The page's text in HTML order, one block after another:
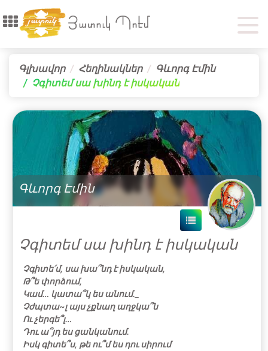
Գլխավոր Հեղինակներ
Գևորգ Էմին
Չգիտեմ սա խինդ է իսկական
Գևորգ Էմին
Չգիտեմ սա խինդ է իսկական
Չգիտե՛մ, սա խա՞նդ է իսկական,
Թ՞ե փորձում,
Կամ… կատա՞կ ես անում._
Չժպտա~լ այս չքնաղ աղջկա՞ն
Ու չերգե՞լ…
Դու ա՞յդ ես ցանկանում.
Իսկ գիտե՞ս, թե ու՞մ ես դու սիրում